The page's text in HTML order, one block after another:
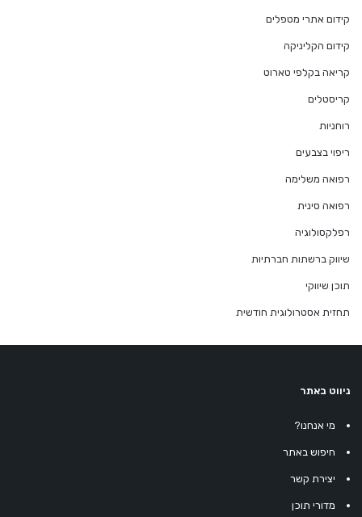
קידום אתרי מטפלים
קידום הקליניקה
קריאה בקלפי טארוט
קריסטלים
רוחניות
ריפוי בצבעים
רפואה משלימה
רפואה סינית
רפלקסולוגיה
שיווק ברשתות חברתיות
תוכן שיווקי
תחזית אסטרולוגית חודשית
ניווט באתר
מי אנחנו?
חיפוש באתר
יצירת קשר
מדורי תוכן